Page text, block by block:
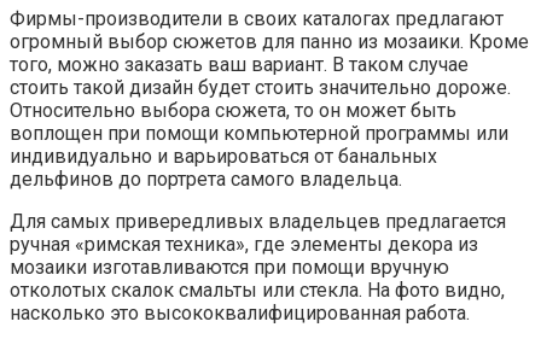
Фирмы-производители в своих каталогах предлагают
огромный выбор сюжетов для панно из мозаики. Кроме
того, можно заказать ваш вариант. В таком случае
стоить такой дизайн будет стоить значительно дороже.
Относительно выбора сюжета, то он может быть
воплощен при помощи компьютерной программы или
индивидуально и варьироваться от банальных
дельфинов до портрета самого владельца.
Для самых привередливых владельцев предлагается
ручная «римская техника», где элементы декора из
мозаики изготавливаются при помощи вручную
отколотых скалок смальты или стекла. На фото видно,
насколько это высококвалифицированная работа.